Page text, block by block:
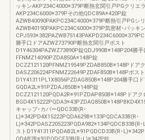
ッキンAKP234C4000※379P断熱玄関引戸PGクリエラ
AKP234C6000※379Pその他QDC89A※420P錠
AZWB40090PAKPC234C4000※379P断熱引戸PGシ
AZWB40190PAKPC234C6000※379P気密材･パッキン
勝手口ドアAZWZ73790P断熱玄関引戸ポスト
D1Y46304PAZWZ73890P錠QDJ990B※148P204勝手
FFNMZ14090PZDA850A※148P錠
DCZZ121120PFNMZ19549PZDAB850B※148Pドア
DASZ206224PFNMZ22649PZDAF850B※148Pポスト
D1Y41311PL1X8056PZDAG850B※148P204勝手口ド
GQDA2L※91PZDAJ850B※148P錠
DCZZ121120PQDA2R※91PZDAP850B※148Pドアク
キャップ･カバーQDC33B(R･
L)※342PD4X15222PQDA629B※133PQDCA33B(R･
L)※342PDASZ205223PQDA982※134PQDCB33B(R
ストD1Y41311PQDAB2L※91PQDCD33B(R･
QDAB2R※91PQDCF33B(R･L)※342P錠